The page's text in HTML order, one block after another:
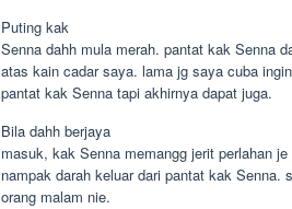
Puting kak
Senna dahh mula merah. pantat kak Senna
atas kain cadar saya. lama jg saya cuba
pantat kak Senna tapi akhirnya dapat juga.
Bila dahh berjaya
masuk, kak Senna memangg jerit perlahan
nampak darah keluar dari pantat kak Senna.
orang malam nie.